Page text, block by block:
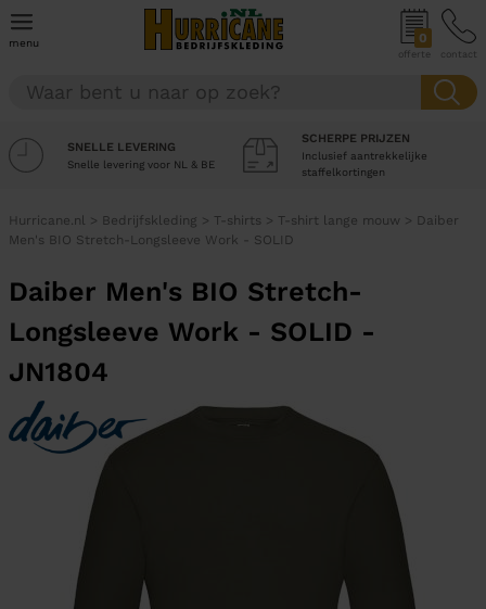
menu 0
offerte contact
SNELLE LEVERING
Snelle levering voor NL & BE
SCHERPE PRIJZEN
Inclusief aantrekkelijke
staffelkortingen
Hurricane.nl > Bedrijfskleding > T-shirts > T-shirt lange mouw > Daiber
Men's BIO Stretch-Longsleeve Work - SOLID
Daiber Men's BIO Stretch-
Longsleeve Work - SOLID -
JN1804